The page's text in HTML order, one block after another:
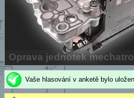
Vaše hlasování v anketě bylo